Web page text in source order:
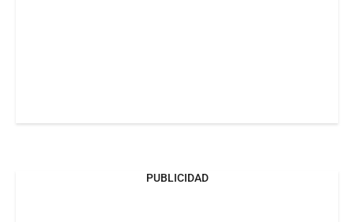
PUBLICIDAD